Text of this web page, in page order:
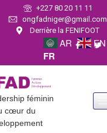
+227 80 20 11 11
ongfadniger@gmail.com
Derrière la FENIFOOT
AR EN
FR
féminin
cœur du